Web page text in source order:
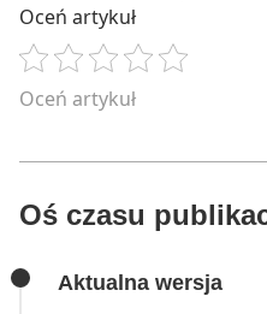
Oceń artykuł
Oceń artykuł
Oś czasu
Aktualna wersja